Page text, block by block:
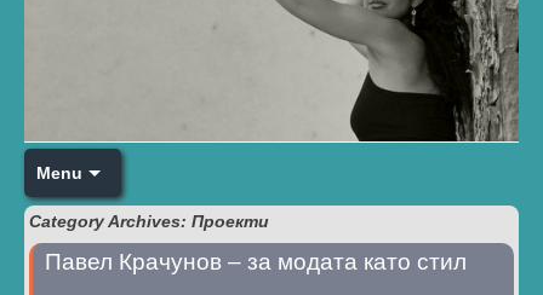
Menu
Category Archives: Проекти
Павел Крачунов – за модата като стил